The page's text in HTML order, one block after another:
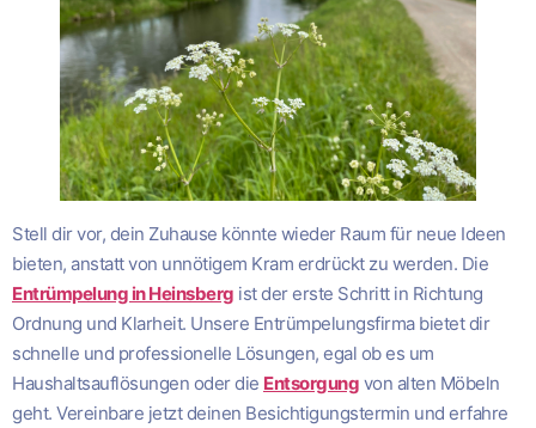
Stell dir vor, dein Zuhause könnte wieder Raum für neue Ideen
bieten, anstatt von unnötigem Kram erdrückt zu werden. Die
Entrümpelung in Heinsberg ist der erste Schritt in Richtung
Ordnung und Klarheit. Unsere Entrümpelungsfirma bietet dir
schnelle und professionelle Lösungen, egal ob es um
Haushaltsauflösungen oder die Entsorgung von alten Möbeln
geht. Vereinbare jetzt deinen Besichtigungstermin und erfahre